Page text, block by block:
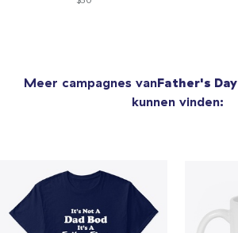
Meer campagnes vanFather's Day
kunnen vinden: